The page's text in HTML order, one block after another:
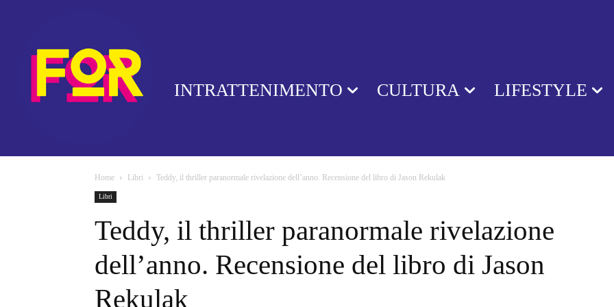
INTRATTENIMENTO CULTURA LIFESTYLE
Home Libri Teddy, il thriller paranormale rivelazione dell’anno. Recensione del libro di Jason Rekulak
Libri
Teddy, il thriller paranormale rivelazione
dell’anno. Recensione del libro di Jason
Rekulak